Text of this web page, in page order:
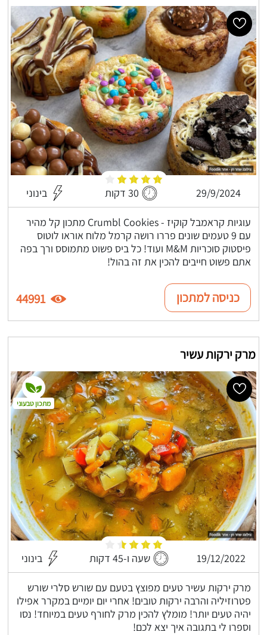
29/9/2024 30 דקות בינוני
עוגיות קראמבל קוקיז - Crumbl Cookies מתכון קל מהיר
עם 9 טעמים שונים פררו רושה קרמל מלוח אוראו לוטוס
פיסטוק סוכריות M&M ועוד! כל ביס פשוט מתמוסס ורך בפה
אתם פשוט חייבים להכין את זה בהול!
כניסה למתכון 44991
מרק ירקות עשיר
19/12/2022 שעה ו-45 דקות בינוני
מרק ירקות עשיר טעים מפוצץ בטעם עם שורש סלרי שורש
פטרוזיליה והרבה ירקות טובים! אחרי יום יומיים במקרר אפילו
יהיה טעים יותר! מומלץ להכין מרק לחורף טעים במיוחד! נסו
וספרו לי בתגובה איך יצא לכם!
מתכון טבעוני